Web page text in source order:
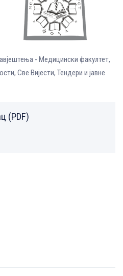
- Медицински факултет,
, Све Вијести, Тендери и јавне
(PDF)